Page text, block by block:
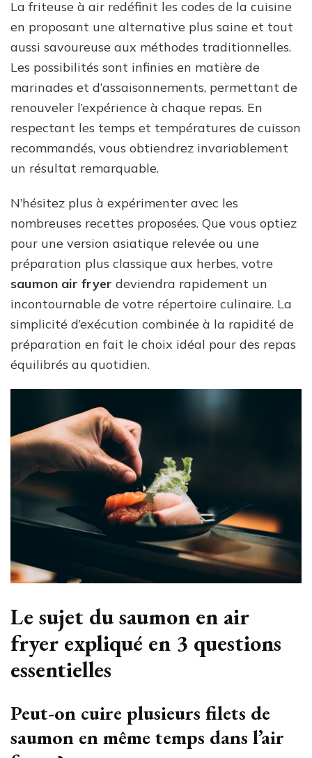
La friteuse à air redéfinit les codes de la cuisine
en proposant une alternative plus saine et tout
aussi savoureuse aux méthodes traditionnelles.
Les possibilités sont infinies en matière de
marinades et d’assaisonnements, permettant de
renouveler l’expérience à chaque repas. En
respectant les temps et températures de cuisson
recommandés, vous obtiendrez invariablement
un résultat remarquable.
N’hésitez plus à expérimenter avec les
nombreuses recettes proposées. Que vous optiez
pour une version asiatique relevée ou une
préparation plus classique aux herbes, votre
saumon air fryer deviendra rapidement un
incontournable de votre répertoire culinaire. La
simplicité d’exécution combinée à la rapidité de
préparation en fait le choix idéal pour des repas
équilibrés au quotidien.
Le sujet du saumon en air
fryer expliqué en 3 questions
essentielles
Peut-on cuire plusieurs filets de
saumon en même temps dans l’air